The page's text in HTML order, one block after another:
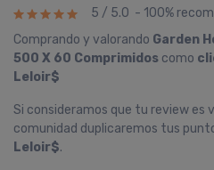
5 / 5.0 - 100%
Comprando y valorando Garden
500 X 60 Comprimidos como
Leloir$
Si consideramos que tu review es
comunidad duplicaremos tus
Leloir$.